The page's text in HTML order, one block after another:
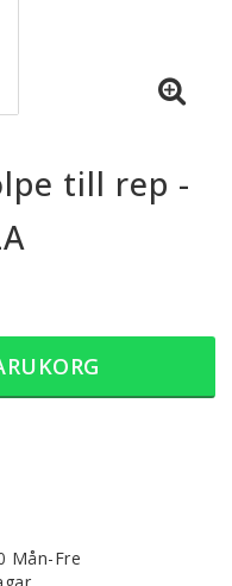
till rep -
Mån-Fre